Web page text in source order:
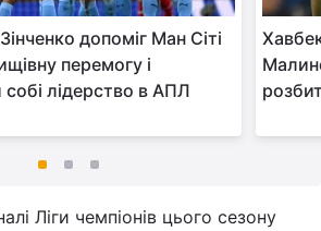
допоміг Ман Сіті
перемогу і
собі лідерство в АПЛ
Ліги чемпіонів цього сезону